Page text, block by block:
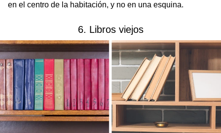
en el centro de la habitación, y no en una esquina.
6. Libros viejos